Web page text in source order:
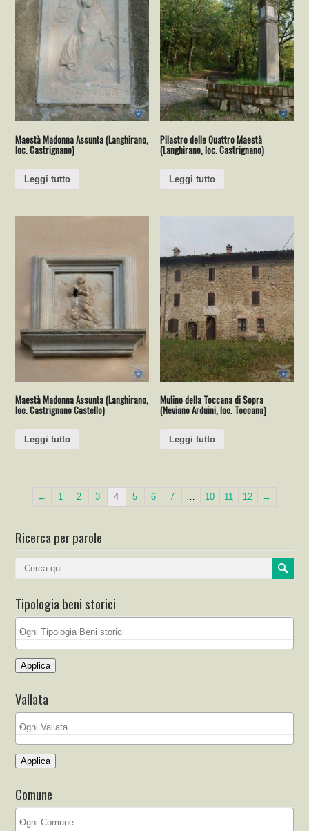
Maestà Madonna Assunta (Langhirano,
loc. Castrignano)
Leggi tutto
Pilastro delle Quattro Maestà
(Langhirano, loc. Castrignano)
Leggi tutto
Maestà Madonna Assunta (Langhirano,
loc. Castrignano Castello)
Leggi tutto
Mulino della Toccana di Sopra
(Neviano Arduini, loc. Toccana)
Leggi tutto
← 1 2 3 4 5 6 7 … 10 11 12 →
Ricerca per parole
Tipologia beni storici
Applica
Vallata
Applica
Comune